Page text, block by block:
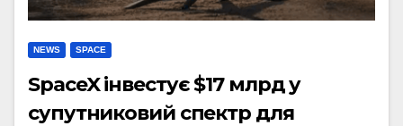
NEWS SPACE
SpaceX інвестує $17 млрд у
супутниковий спектр для